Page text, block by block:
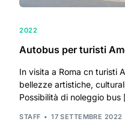
2022
Autobus per turisti
In visita a Roma cn turisti
bellezze artistiche,
Possibilità di noleggio
STAFF 17 SETTEMBRE 2022